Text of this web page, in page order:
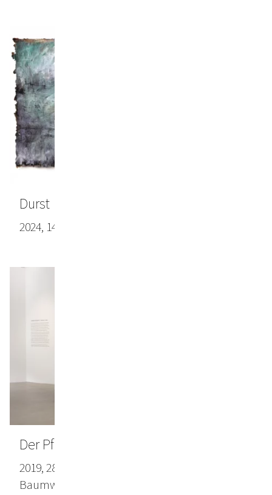
Durst
2024, 146 x 282 cm, Papier
Der Pflug war ein abgestürzter Vogel
2019, 280 x 440 cm, Mischtechnik auf
Baumwollgewebe